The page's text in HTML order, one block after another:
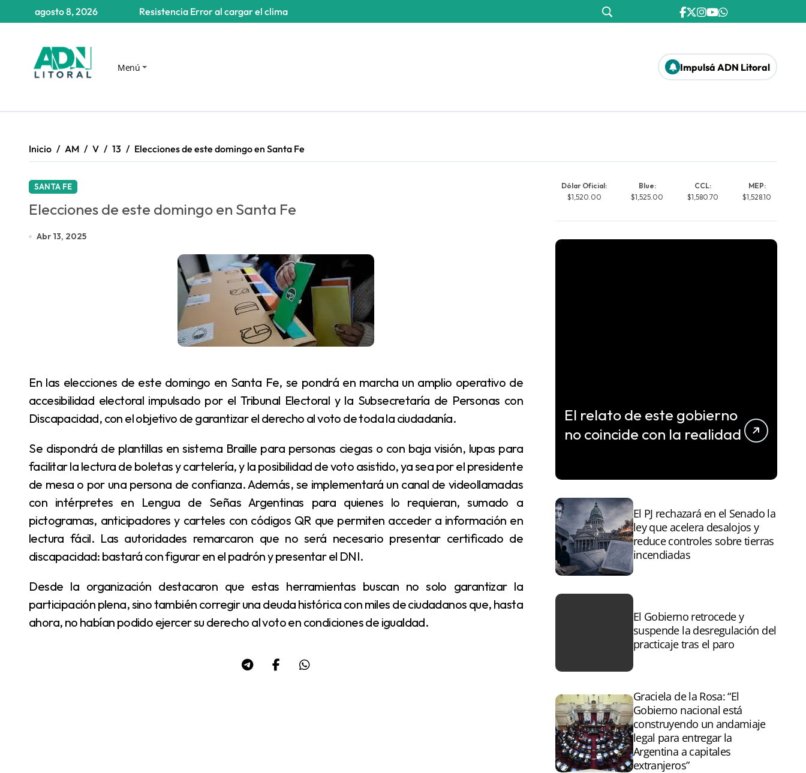
Resistencia Error al cargar el clima
agosto 8, 2026
Menú Impulsá ADN Litoral
Inicio AM V 13 Elecciones de este domingo en Santa Fe
SANTA FE
Elecciones de este domingo en Santa Fe
Abr 13, 2025
En las elecciones de este domingo en Santa Fe, se pondrá en marcha un amplio operativo de
accesibilidad electoral impulsado por el Tribunal Electoral y la Subsecretaría de Personas con
Discapacidad, con el objetivo de garantizar el derecho al voto de toda la ciudadanía.
Se dispondrá de plantillas en sistema Braille para personas ciegas o con baja visión, lupas para
facilitar la lectura de boletas y cartelería, y la posibilidad de voto asistido, ya sea por el presidente
de mesa o por una persona de confianza. Además, se implementará un canal de videollamadas
con intérpretes en Lengua de Señas Argentinas para quienes lo requieran, sumado a
pictogramas, anticipadores y carteles con códigos QR que permiten acceder a información en
lectura fácil. Las autoridades remarcaron que no será necesario presentar certificado de
discapacidad: bastará con figurar en el padrón y presentar el DNI.
Desde la organización destacaron que estas herramientas buscan no solo garantizar la
participación plena, sino también corregir una deuda histórica con miles de ciudadanos que, hasta
ahora, no habían podido ejercer su derecho al voto en condiciones de igualdad.
Dólar Oficial:
$1,520.00
Blue:
$1,525.00
CCL:
$1,580.70
MEP:
$1,528.10
El relato de este gobierno
no coincide con la realidad
El PJ rechazará en el Senado la
ley que acelera desalojos y
reduce controles sobre tierras
incendiadas
El Gobierno retrocede y
suspende la desregulación del
practicaje tras el paro
Graciela de la Rosa: “El
Gobierno nacional está
construyendo un andamiaje
legal para entregar la
Argentina a capitales
extranjeros”